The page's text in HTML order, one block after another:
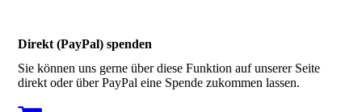
Direkt (PayPal) spenden
Sie können uns gerne über diese Funktion auf unserer Seite
direkt oder über PayPal eine Spende zukommen lassen.